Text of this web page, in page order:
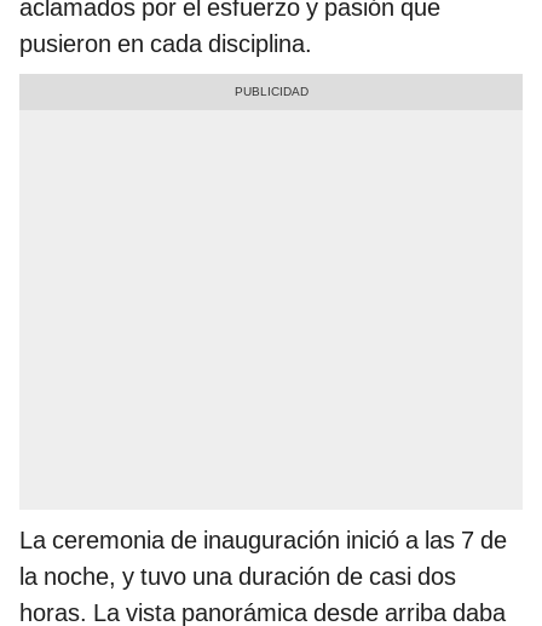
aclamados por el esfuerzo y pasión que
pusieron en cada disciplina.
La ceremonia de inauguración inició a las 7 de
la noche, y tuvo una duración de casi dos
horas. La vista panorámica desde arriba daba